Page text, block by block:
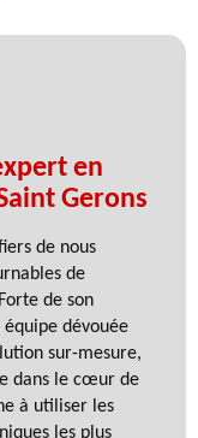
en
Gerons
de nous
de
de son
dévouée
sur-mesure,
dans le cœur de
à utiliser les
les plus